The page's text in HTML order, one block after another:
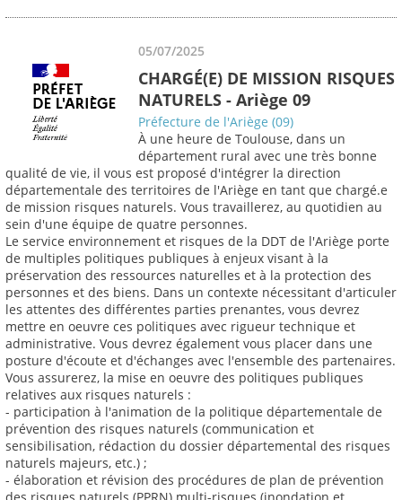
05/07/2025
CHARGÉ(E) DE MISSION RISQUES
NATURELS - Ariège 09
Préfecture de l'Ariège (09)
À une heure de Toulouse, dans un
département rural avec une très bonne
qualité de vie, il vous est proposé d'intégrer la direction
départementale des territoires de l'Ariège en tant que chargé.e
de mission risques naturels. Vous travaillerez, au quotidien au
sein d'une équipe de quatre personnes.
Le service environnement et risques de la DDT de l'Ariège porte
de multiples politiques publiques à enjeux visant à la
préservation des ressources naturelles et à la protection des
personnes et des biens. Dans un contexte nécessitant d'articuler
les attentes des différentes parties prenantes, vous devrez
mettre en oeuvre ces politiques avec rigueur technique et
administrative. Vous devrez également vous placer dans une
posture d'écoute et d'échanges avec l'ensemble des partenaires.
Vous assurerez, la mise en oeuvre des politiques publiques
relatives aux risques naturels :
- participation à l'animation de la politique départementale de
prévention des risques naturels (communication et
sensibilisation, rédaction du dossier départemental des risques
naturels majeurs, etc.) ;
- élaboration et révision des procédures de plan de prévention